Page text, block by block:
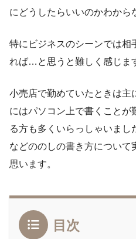
にどうしたらいいのかわから
特にビジネスのシーンでは相
れば…と思うと難しく感じま
小売店で勤めていたときは主
にはパソコン上で書くこと
る方も多くいらっしゃいまし
などののしの書き方について
思います。
目次